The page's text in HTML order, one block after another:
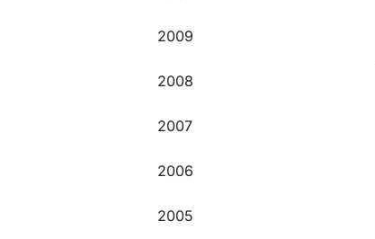
2009
2008
2007
2006
2005